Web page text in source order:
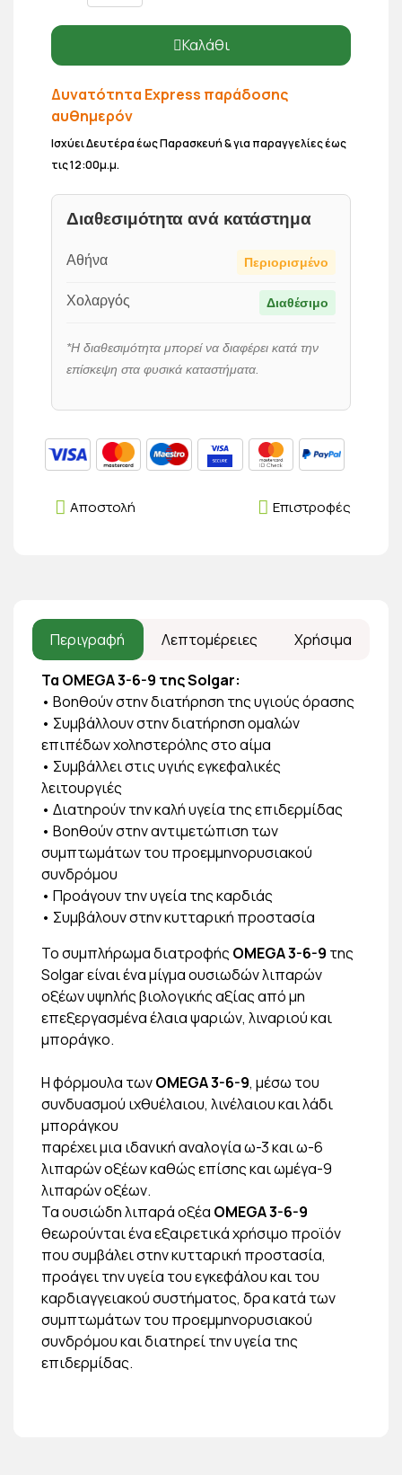
Καλάθι
Δυνατότητα Express παράδοσης
αυθημερόν
Ισχύει Δευτέρα έως Παρασκευή & για παραγγελίες έως
τις 12:00μ.μ.
Διαθεσιμότητα ανά κατάστημα
Αθήνα Περιορισμένο
Χολαργός Διαθέσιμο
*Η διαθεσιμότητα μπορεί να διαφέρει κατά την
επίσκεψη στα φυσικά καταστήματα.
Επιστροφές
Αποστολή
Περιγραφή Λεπτομέρειες Χρήσιμα
Τα OMEGA 3-6-9 της Solgar:
• Βοηθούν στην διατήρηση της υγιούς όρασης
• Συμβάλλουν στην διατήρηση ομαλών
επιπέδων χοληστερόλης στο αίμα
• Συμβάλλει στις υγιής εγκεφαλικές
λειτουργιές
• Διατηρούν την καλή υγεία της επιδερμίδας
• Βοηθούν στην αντιμετώπιση των
συμπτωμάτων του προεμμηνορυσιακού
συνδρόμου
• Προάγουν την υγεία της καρδιάς
• Συμβάλουν στην κυτταρική προστασία
Το συμπλήρωμα διατροφής OMEGA 3-6-9 της
Solgar είναι ένα μίγμα ουσιωδών λιπαρών
οξέων υψηλής βιολογικής αξίας από μη
επεξεργασμένα έλαια ψαριών, λιναριού και
μποράγκο.
Η φόρμουλα τωνOMEGA 3-6-9, μέσω του
συνδυασμού ιχθυέλαιου, λινέλαιου και λάδι
μποράγκου
παρέχει μια ιδανική αναλογία ω-3 και ω-6
λιπαρών οξέων καθώς επίσης και ωμέγα-9
λιπαρών οξέων.
Τα ουσιώδη λιπαρά οξέα OMEGA 3-6-9
θεωρούνται ένα εξαιρετικά χρήσιμο προϊόν
που συμβάλει στην κυτταρική προστασία,
προάγει την υγεία του εγκεφάλου και του
καρδιαγγειακού συστήματος, δρα κατά των
συμπτωμάτων του προεμμηνορυσιακού
συνδρόμου και διατηρεί την υγεία της
επιδερμίδας.